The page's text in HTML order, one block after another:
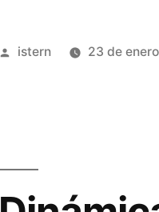
uno
de
Publicado
istern 23 de